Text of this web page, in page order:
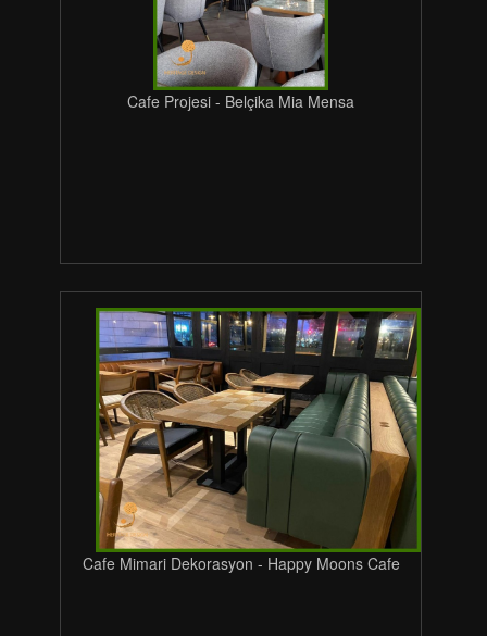
Cafe Projesi - Belçika Mia Mensa
Cafe Mimari Dekorasyon - Happy Moons Cafe